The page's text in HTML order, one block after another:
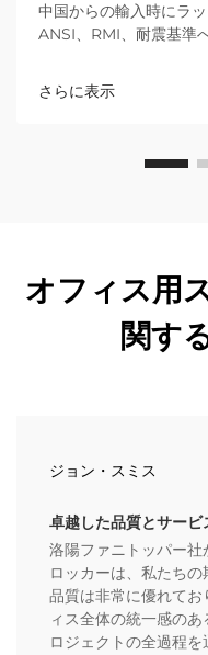
中国からの輸入時にラ
ANSI、RMI、耐震基準
庫を保護しましょう。
さらに表示
オフィス用
関す
ジョン・スミス
卓越した品質とサービ
洛陽ファニトッパー
ロッカーは、私たちの
品質は非常に優れて
ィス全体の統一感の
ロジェクトの全過程